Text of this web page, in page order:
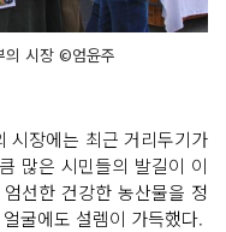
의 시장 ©엄윤주
시장에는 최근 거리두기가
많은 시민들의 발길이 이
선한 건강한 농산물을 정
굴에도 설렘이 가득했다.